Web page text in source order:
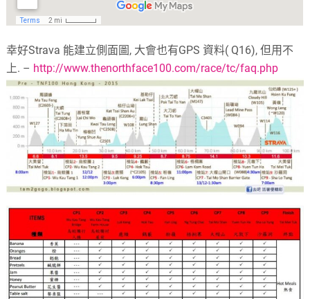
幸好Strava 能建立側面圖, 大會也有GPS 資料( Q16), 但用不
上. – http://www.thenorthface100.com/race/tc/faq.php